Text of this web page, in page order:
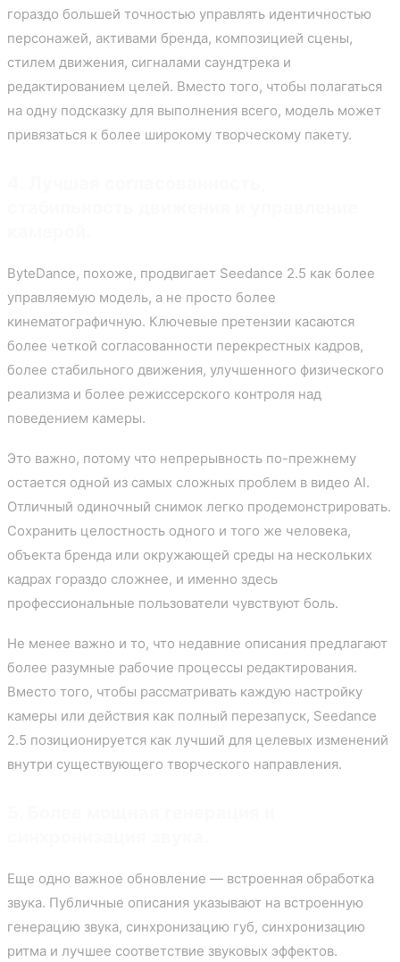
гораздо большей точностью управлять идентичностью
персонажей, активами бренда, композицией сцены,
стилем движения, сигналами саундтрека и
редактированием целей. Вместо того, чтобы полагаться
на одну подсказку для выполнения всего, модель может
привязаться к более широкому творческому пакету.
ByteDance, похоже, продвигает Seedance 2.5 как более
управляемую модель, а не просто более
кинематографичную. Ключевые претензии касаются
более четкой согласованности перекрестных кадров,
более стабильного движения, улучшенного физического
реализма и более режиссерского контроля над
поведением камеры.
Это важно, потому что непрерывность по-прежнему
остается одной из самых сложных проблем в видео AI.
Отличный одиночный снимок легко продемонстрировать.
Сохранить целостность одного и того же человека,
объекта бренда или окружающей среды на нескольких
кадрах гораздо сложнее, и именно здесь
профессиональные пользователи чувствуют боль.
Не менее важно и то, что недавние описания предлагают
более разумные рабочие процессы редактирования.
Вместо того, чтобы рассматривать каждую настройку
камеры или действия как полный перезапуск, Seedance
2.5 позиционируется как лучший для целевых изменений
внутри существующего творческого направления.
Еще одно важное обновление — встроенная обработка
звука. Публичные описания указывают на встроенную
генерацию звука, синхронизацию губ, синхронизацию
ритма и лучшее соответствие звуковых эффектов.